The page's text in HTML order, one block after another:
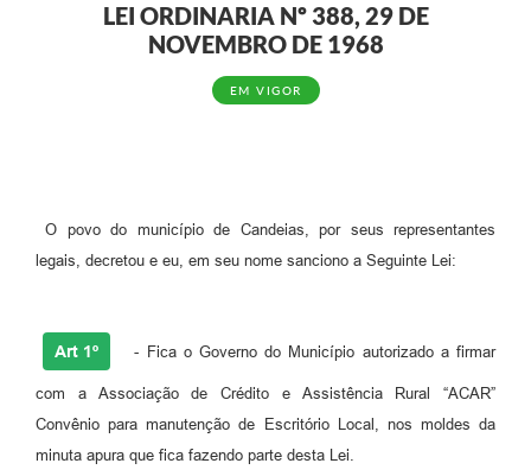
Conselhos Municipais
Portal da Transparência
Fila de espera SUS
Prevican
Publicações
Vigilância em Saúde
LEI ORDINARIA Nº 388, 29 DE
NOVEMBRO DE 1968
EM VIGOR
O povo do município de Candeias, por seus representantes
legais, decretou e eu, em seu nome sanciono a Seguinte Lei:
Art 1º - Fica o Governo do Município autorizado a firmar
com a Associação de Crédito e Assistência Rural “ACAR”
Convênio para manutenção de Escritório Local, nos moldes da
minuta apura que fica fazendo parte desta Lei.